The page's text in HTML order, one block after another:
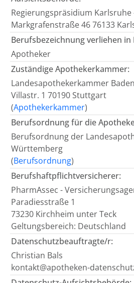
Regierungspräsidium Karlsruhe
Markgrafenstraße 46 76133
Berufsbezeichnung verliehen in
Apotheker
Zuständige Apothekerkammer:
Landesapothekerkammer
Villastr. 1 70190 Stuttgart
(Apothekerkammer)
Berufsordnung für die
Berufsordnung der
Württemberg
(Berufsordnung)
Berufshaftpflichtversicherer:
PharmAssec -
Paradiesstraße 1
73230 Kirchheim unter Teck
Geltungsbereich: Deutschland
Datenschutzbeauftragte/r:
Christian Bals
kontakt@apotheken-